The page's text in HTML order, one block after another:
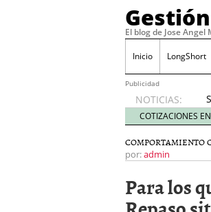
El blog de Jose Angel
Inicio LongShort
Publicidad
NOTICIAS:
COTIZACIONES
COMPORTAMIENTO
por:admin
Para los